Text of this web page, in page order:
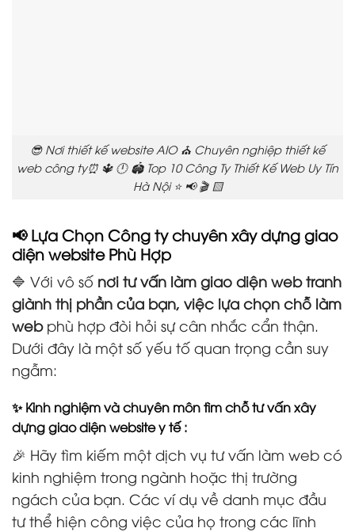
😎 Nơi thiết kế website AIO ⛪ Chuyên nghiệp thiết kế
web công ty⏰ 🔱 🕛 🏟️ Top 10 Công Ty Thiết Kế Web Uy Tín
Hà Nội ⭐ 📢 🎬 🟨
📢 Lựa Chọn Công ty chuyên xây dựng giao
diện website Phù Hợp
🔷 Với vô số nơi tư vấn làm giao diện web tranh
giành thị phần của bạn, việc lựa chọn chỗ làm
webphù hợp đòi hỏi sự cân nhắc cẩn thận.
Dưới đây là một số yếu tố quan trọng cần suy
ngẫm:
✨ Kinh nghiệm và chuyên môn tìm chỗ tư vấn xây
dựng giao diện website y tế :
🎉 Hãy tìm kiếm một dịch vụ tư vấn làm web có
kinh nghiệm trong ngành hoặc thị trường
ngách của bạn. Các ví dụ về danh mục đầu
tư thể hiện công việc của họ trong các lĩnh